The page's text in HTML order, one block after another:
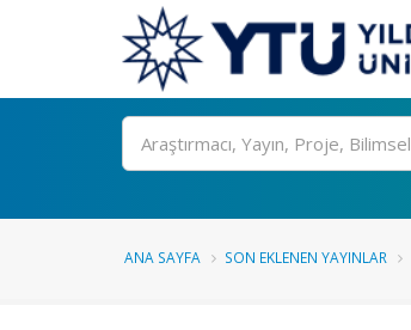
Ara
ANA SAYFA SON EKLENEN YAYINLAR